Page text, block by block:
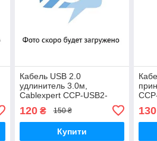
Кабель USB 2.0
удлинитель 3.0м,
Cablexpert CCP-USB2-
AMAF-10, преміум якість
USB 2.0 A-тато/A-мама
120₴ 150 ₴
Купити
130